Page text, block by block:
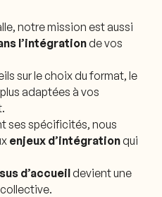
notre mission est aussi
l’intégrationde vos
sur le choix du format, le
adaptées à vos
ses spécificités, nous
enjeux d’intégrationqui
d’accueildevient une